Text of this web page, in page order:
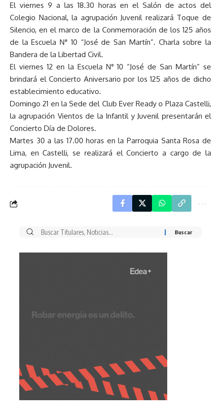
El viernes 9 a las 18.30 horas en el Salón de actos del
Colegio Nacional, la agrupación Juvenil realizará Toque de
Silencio, en el marco de la Conmemoración de los 125 años
de la Escuela N° 10 “José de San Martín”. Charla sobre la
Bandera de la Libertad Civil.
El viernes 12 en la Escuela N° 10 “José de San Martín” se
brindará el Concierto Aniversario por los 125 años de dicho
establecimiento educativo.
Domingo 21 en la Sede del Club Ever Ready o Plaza Castelli,
la agrupación Vientos de la Infantil y Juvenil presentarán el
Concierto Día de Dolores.
Martes 30 a las 17.00 horas en la Parroquia Santa Rosa de
Lima, en Castelli, se realizará el Concierto a cargo de la
agrupación Juvenil.
Buscar